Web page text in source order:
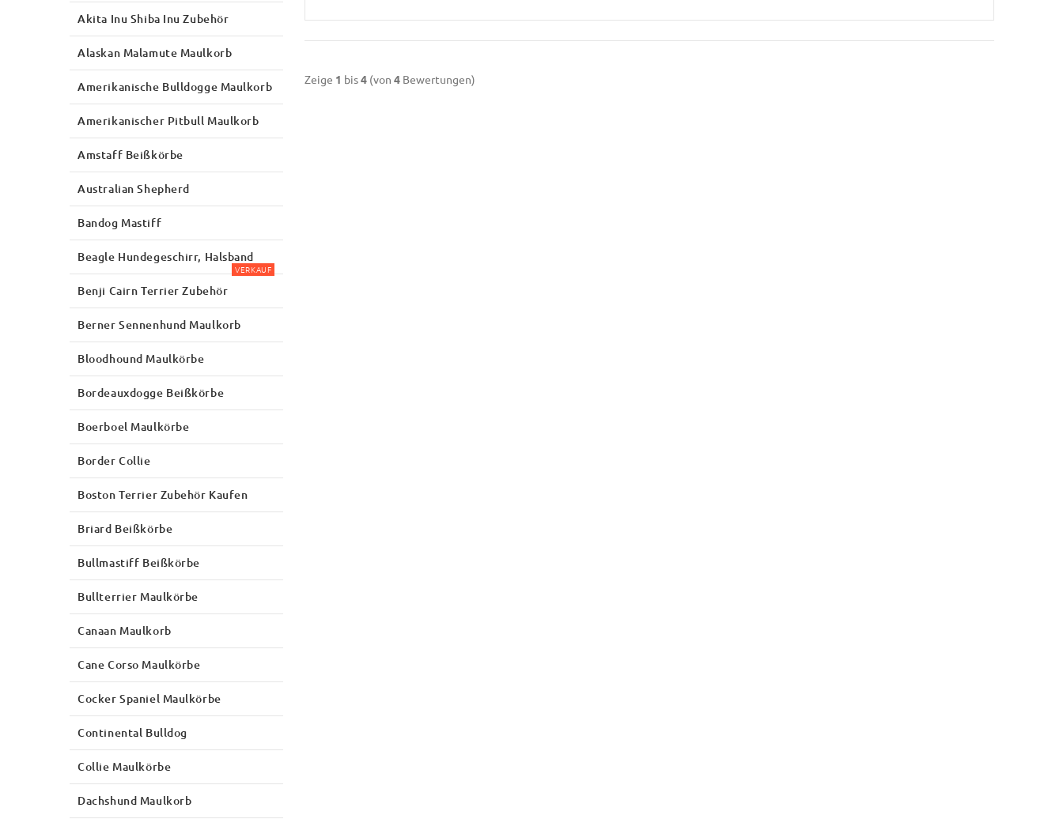
Zeige 1 bis4(von 4Bewertungen)
Akita Inu Shiba Inu Zubehör
Alaskan Malamute Maulkorb
Amerikanische Bulldogge Maulkorb
Amerikanischer Pitbull Maulkorb
Amstaff Beißkörbe
Australian Shepherd
Bandog Mastiff
Beagle Hundegeschirr, Halsband
VERKAUF
Benji Cairn Terrier Zubehör
Berner Sennenhund Maulkorb
Bloodhound Maulkörbe
Bordeauxdogge Beißkörbe
Boerboel Maulkörbe
Border Collie
Boston Terrier Zubehör Kaufen
Briard Beißkörbe
Bullmastiff Beißkörbe
Bullterrier Maulkörbe
Canaan Maulkorb
Cane Corso Maulkörbe
Cocker Spaniel Maulkörbe
Continental Bulldog
Collie Maulkörbe
Dachshund Maulkorb